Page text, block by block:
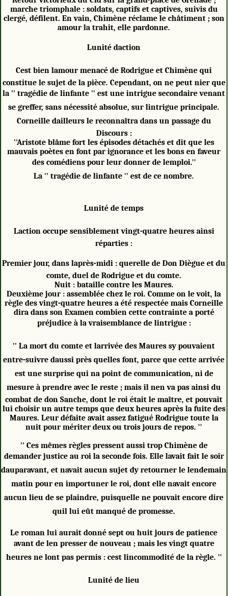
marche triomphale : soldats, captifs et captives, suivis du
clergé, défilent. En vain, Chimène réclame le châtiment ; son
amour la trahit, elle pardonne.
Lunité daction
Cest bien lamour menacé de Rodrigue et Chimène qui
constitue le sujet de la pièce. Cependant, on ne peut nier que
la '' tragédie de linfante '' est une intrigue secondaire venant
se greffer, sans nécessité absolue, sur lintrigue principale.
Corneille dailleurs le reconnaîtra dans un passage du
Discours :
''Aristote blâme fort les épisodes détachés et dit que les
mauvais poètes en font par ignorance et les bons en faveur
des comédiens pour leur donner de lemploi.''
La '' tragédie de linfante '' est de ce nombre.
Lunité de temps
Laction occupe sensiblement vingt-quatre heures ainsi
réparties :
Premier jour, dans laprès-midi : querelle de Don Diègue et du
comte, duel de Rodrigue et du comte.
Nuit : bataille contre les Maures.
Deuxième jour : assemblée chez le roi. Comme on le voit, la
règle des vingt-quatre heures a été respectée mais Corneille
dira dans son Examen combien cette contrainte a porté
préjudice à la vraisemblance de lintrigue :
'' La mort du comte et larrivée des Maures sy pouvaient
entre-suivre daussi près quelles font, parce que cette arrivée
est une surprise qui na point de communication, ni de
mesure à prendre avec le reste ; mais il nen va pas ainsi du
combat de don Sanche, dont le roi était le maître, et pouvait
lui choisir un autre temps que deux heures après la fuite des
Maures. Leur défaite avait assez fatigué Rodrigue toute la
nuit pour mériter deux ou trois jours de repos. ''
'' Ces mêmes règles pressent aussi trop Chimène de
demander justice au roi la seconde fois. Elle lavait fait le soir
dauparavant, et navait aucun sujet dy retourner le lendemain
matin pour en importuner le roi, dont elle navait encore
aucun lieu de se plaindre, puisquelle ne pouvait encore dire
quil lui eût manqué de promesse.
Le roman lui aurait donné sept ou huit jours de patience
avant de len presser de nouveau ; mais les vingt quatre
heures ne lont pas permis : cest lincommodité de la règle. ''
Lunité de lieu